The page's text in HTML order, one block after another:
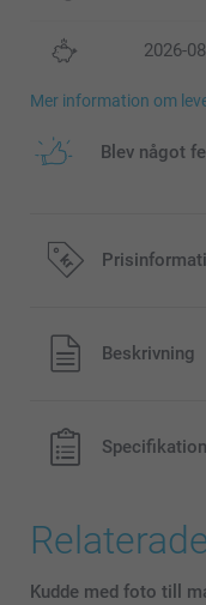
2026-
Mer information om
Blev något
Alla priser är i
exklusive porto.
Beskrivning
Kudde med foto till